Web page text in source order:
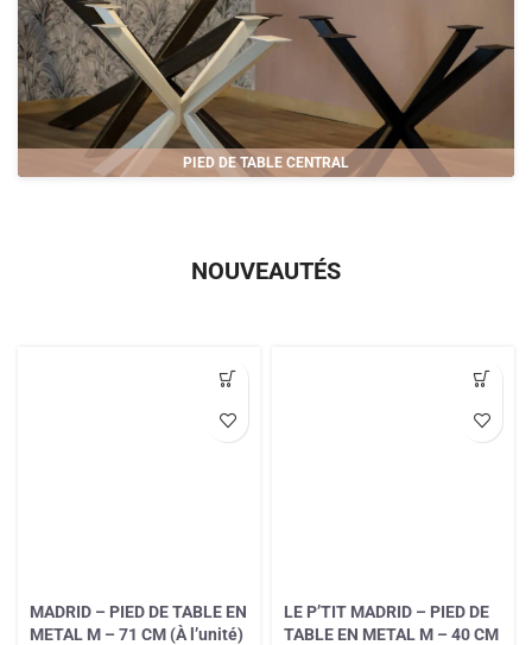
PIED DE TABLE CENTRAL
NOUVEAUTÉS
MADRID – PIED DE TABLE EN
METAL M – 71 CM (À l’unité)
LE P’TIT MADRID – PIED DE
TABLE EN METAL M – 40 CM